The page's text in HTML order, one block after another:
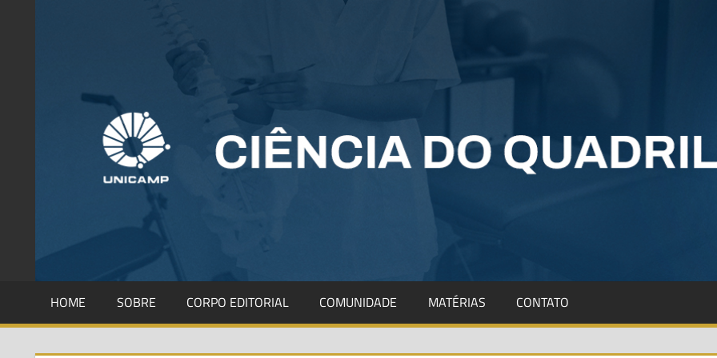
HOME SOBRE CORPO EDITORIAL COMUNIDADE MATÉRIAS CONTATO